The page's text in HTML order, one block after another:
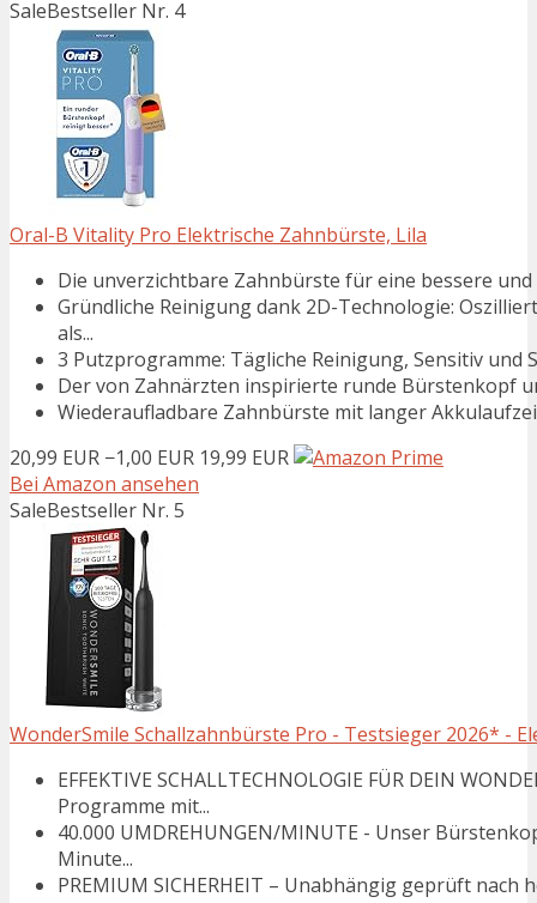
SaleBestseller Nr. 4
Oral-B Vitality Pro Elektrische Zahnbürste, Lila
Die unverzichtbare Zahnbürste für eine bessere
Gründliche Reinigung dank 2D-Technologie:
als...
3 Putzprogramme: Tägliche Reinigung, Sensitiv
Der von Zahnärzten inspirierte runde Bürstenkopf
Wiederaufladbare Zahnbürste mit langer
20,99 EUR −1,00 EUR 19,99 EUR
Bei Amazon ansehen
SaleBestseller Nr. 5
WonderSmile Schallzahnbürste Pro - Testsieger 2026* -
EFFEKTIVE SCHALLTECHNOLOGIE FÜR DEIN
Programme mit...
40.000 UMDREHUNGEN/MINUTE - Unser
Minute...
PREMIUM SICHERHEIT – Unabhängig geprüft